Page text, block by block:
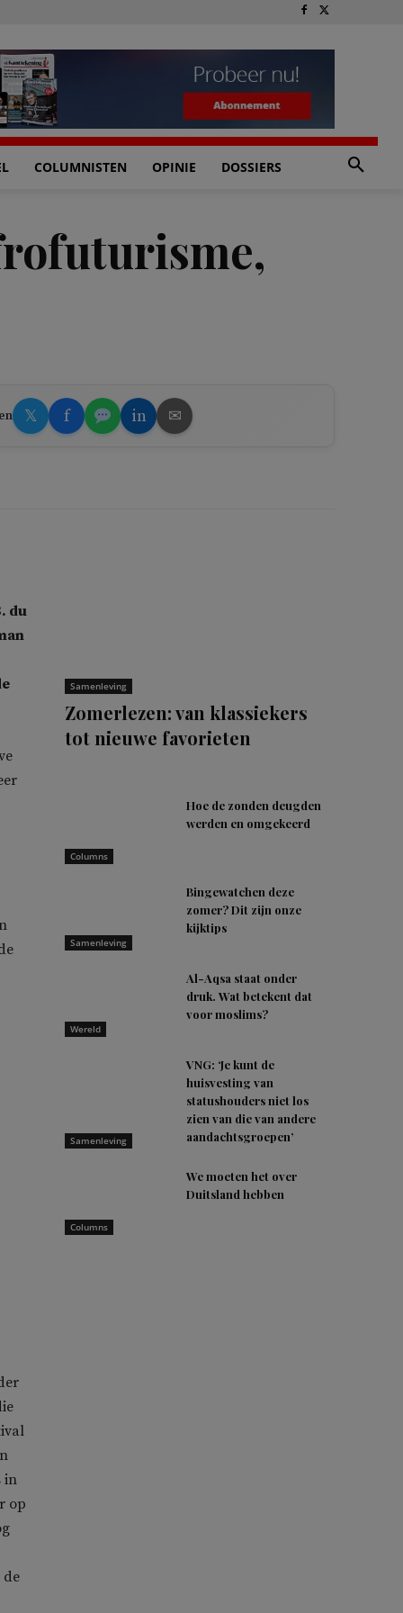
COLUMNISTEN OPINIE DOSSIERS
𝕏 f in ✉
du
in
op
de
Samenleving
Zomerlezen: van klassiekers
tot nieuwe favorieten
Columns
Hoe de zonden deugden
werden en omgekeerd
Samenleving
Bingewatchen deze
zomer? Dit zijn onze
kijktips
Wereld
Al-Aqsa staat onder
druk. Wat betekent dat
voor moslims?
Samenleving
VNG: ‘Je kunt de
huisvesting van
statushouders niet los
zien van die van andere
aandachtsgroepen’
Columns
We moeten het over
Duitsland hebben